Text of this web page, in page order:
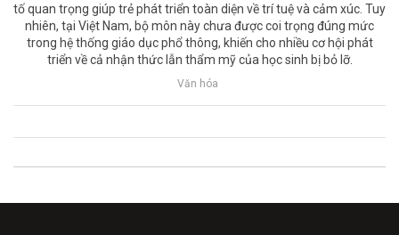
tố quan trọng giúp trẻ phát triển toàn diện về trí tuệ và cảm xúc. Tuy
nhiên, tại Việt Nam, bộ môn này chưa được coi trọng đúng mức
trong hệ thống giáo dục phổ thông, khiến cho nhiều cơ hội phát
triển về cả nhận thức lẫn thẩm mỹ của học sinh bị bỏ lỡ.
Văn hóa